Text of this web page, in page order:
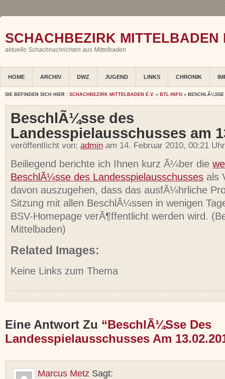
SCHACHBEZIRK MITTELBADEN
aktuelle Schachnachrichten aus Mittelbaden
HOME ARCHIV DWZ JUGEND LINKS CHRONIK
SIE BEFINDEN SICH HIER : SCHACHBEZIRK MITTELBADEN E.V. » BTL-INFO » BESCHLÃ¼SSE
BeschlÃ¼sse des
Landesspielausschusses am
veröffentlicht von: admin am 14. Februar 2010, 00:21
Beiliegend berichte ich Ihnen kurz Ã¼ber die
BeschlÃ¼sse des Landesspielausschusses als
davon auszugehen, dass das ausfÃ¼hrliche
Sitzung mit allen BeschlÃ¼ssen in wenigen
BSV-Homepage verÃ¶ffentlicht werden wird.
Mittelbaden)
Related Images:
Keine Links zum Thema
Eine Antwort Zu “BeschlÃ¼sse Des
Landesspielausschusses Am
Marcus Metz Sagt: